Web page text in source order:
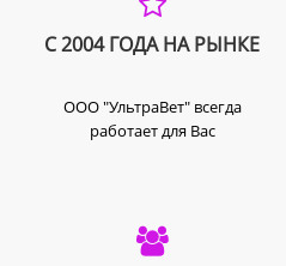
С 2004 ГОДА НА РЫНКЕ
ООО "УльтраВет" всегда
работает для Вас